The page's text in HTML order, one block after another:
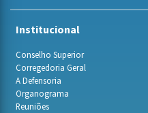
Institucional
Conselho Superior
Corregedoria Geral
A Defensoria
Organograma
Reuniões